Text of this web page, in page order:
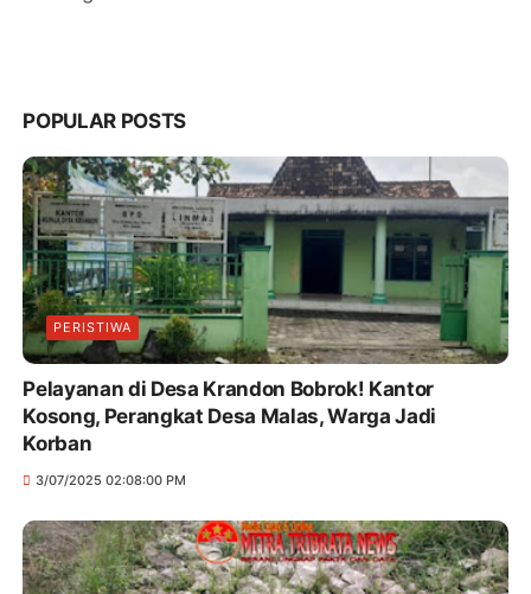
POPULAR POSTS
PERISTIWA
Pelayanan di Desa Krandon Bobrok! Kantor
Kosong, Perangkat Desa Malas, Warga Jadi
Korban
3/07/2025 02:08:00 PM